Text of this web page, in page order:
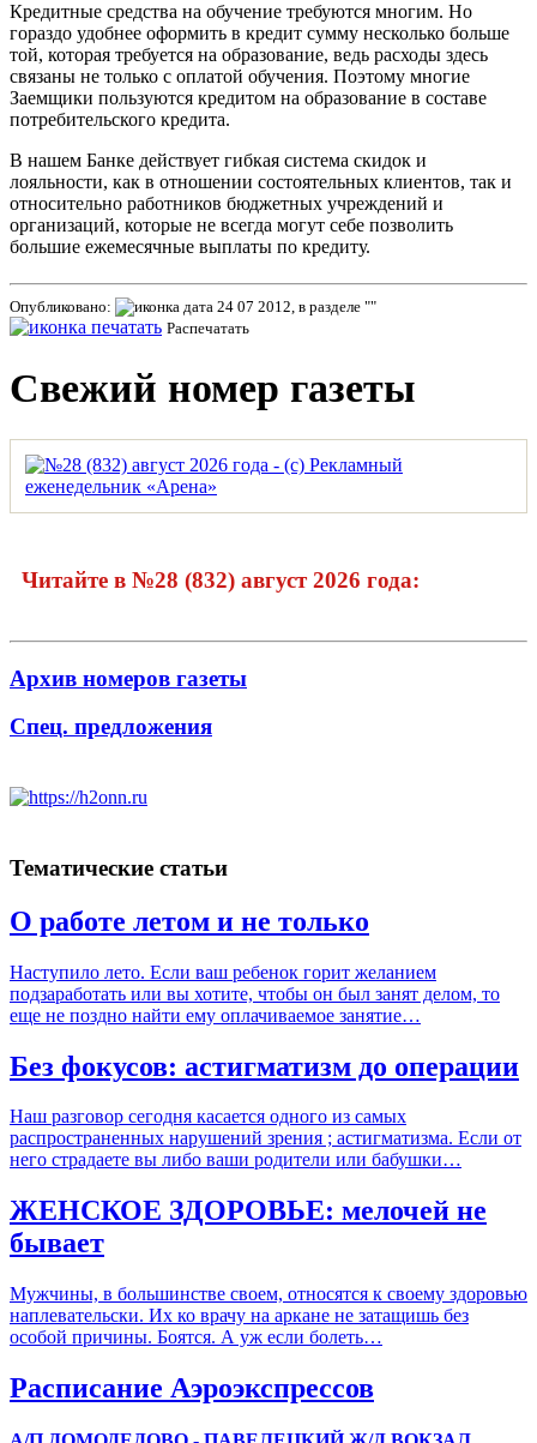
Кредитные средства на обучение требуются многим. Но
гораздо удобнее оформить в кредит сумму несколько больше
той, которая требуется на образование, ведь расходы здесь
связаны не только с оплатой обучения. Поэтому многие
Заемщики пользуются кредитом на образование в составе
потребительского кредита.
В нашем Банке действует гибкая система скидок и
лояльности, как в отношении состоятельных клиентов, так и
относительно работников бюджетных учреждений и
организаций, которые не всегда могут себе позволить
большие ежемесячные выплаты по кредиту.
Опубликовано:
24 07 2012, в разделе ""
Распечатать
Свежий номер газеты
Читайте в №28 (832) август 2026 года:
Архив номеров газеты
Спец. предложения
Тематические статьи
О работе летом и не только
Наступило лето. Если ваш ребенок горит желанием
подзаработать или вы хотите, чтобы он был занят делом, то
еще не поздно найти ему оплачиваемое занятие…
Без фокусов: астигматизм до операции
Наш разговор сегодня касается одного из самых
распространенных нарушений зрения ; астигматизма. Если от
него страдаете вы либо ваши родители или бабушки…
ЖЕНСКОЕ ЗДОРОВЬЕ: мелочей не
бывает
Мужчины, в большинстве своем, относятся к своему здоровью
наплевательски. Их ко врачу на аркане не затащишь без
особой причины. Боятся. А уж если болеть…
Расписание Аэроэкспрессов